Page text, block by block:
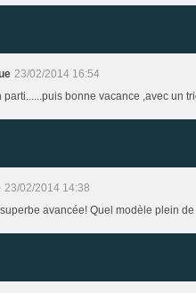
23/02/2014 16:54
parti......puis bonne vacance ,avec un
23/02/2014 14:38
avancée! Quel modèle plein